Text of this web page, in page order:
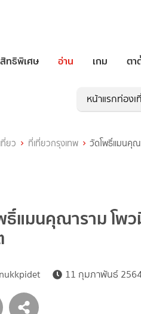
สิทธิพิเศษ อ่าน เกม ตา
หน้าแรกท่องเ
ยว ที่เที่ยวกรุงเทพ วัดโพธิ์แมนคุณ
ธิ์แมนคุณาราม โพ
nukkpidet 11 กุมภาพันธ์